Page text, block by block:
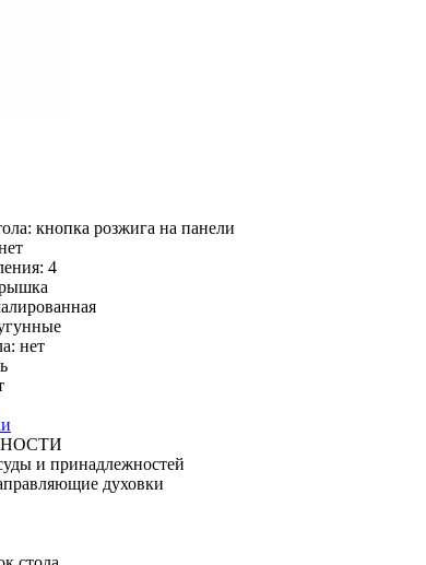
кнопка розжига на панели
4
нет
и принадлежностей
духовки